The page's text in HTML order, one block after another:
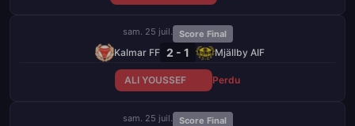
sam. 25 juil. Score Final
Kalmar FF 2 - 1 Mjällby AIF
ALI YOUSSEF Perdu
sam. 25 juil. Score Final